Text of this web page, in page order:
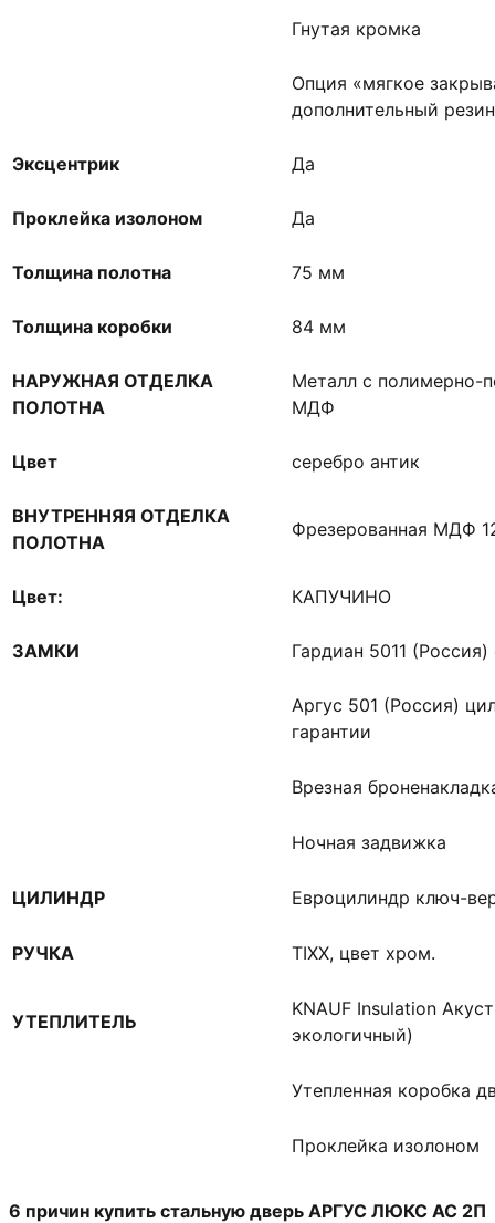
Гнутая кромка
Опция «мягкое
дополнительный
Эксцентрик Да
Проклейка изолоном Да
Толщина полотна 75 мм
Толщина коробки 84 мм
НАРУЖНАЯ ОТДЕЛКА
ПОЛОТНА
Металл с
МДФ
Цвет серебро антик
ВНУТРЕННЯЯ ОТДЕЛКА
ПОЛОТНА
Фрезерованная МДФ
Цвет: КАПУЧИНО
ЗАМКИ Гардиан 5011
Аргус 501 (Россия)
гарантии
Врезная
Ночная задвижка
ЦИЛИНДР Евроцилиндр ключ-
РУЧКА TIXX, цвет хром.
УТЕПЛИТЕЛЬ
KNAUF Insulation
экологичный)
Утепленная коробка
Проклейка изолоном
6 причин купить стальную дверь АРГУС ЛЮКС АС 2П